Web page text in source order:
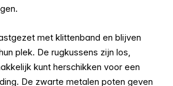
met klittenband en blijven
plek. De rugkussens zijn los,
kunt herschikken voor een
De zwarte metalen poten geven